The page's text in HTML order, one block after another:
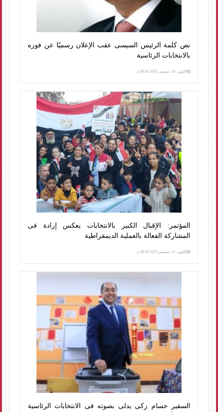
نص كلمة الرئيس السيسى عقب الإعلان رسميًا عن فوزه
بالانتخابات الرئاسية
الإثنين، 18 ديسمبر 2023 06:42 م
المؤتمر: الإقبال الكبير بالانتخابات يعكس إرادة فى
المشاركة الفعالة بالعملية الديمقراطية
الإثنين، 11 ديسمبر 2023 08:19 م
السفير حسام زكى يدلى بصوته فى الانتخابات الرئاسية